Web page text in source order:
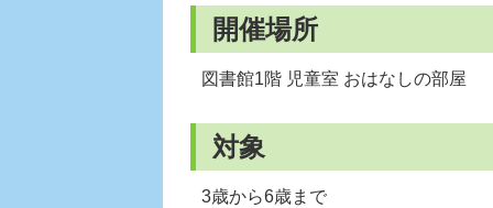
開催場所
図書館1階 児童室 おはなしの部屋
対象
3歳から6歳まで